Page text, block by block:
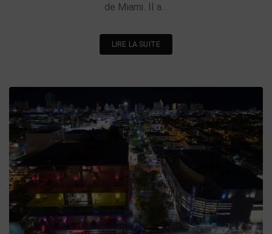
de Miami. Il a…
LIRE LA SUITE